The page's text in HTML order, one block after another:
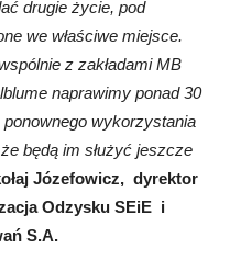
drugie życie, pod
we właściwe miejsce.
z zakładami MB
naprawimy ponad 30
wykorzystania
będą im służyć jeszcze
Józefowicz, dyrektor
Odzysku SEiE i
S.A.